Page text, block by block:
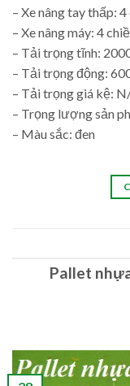
– Xe nâng tay thấp:
– Xe nâng máy: 4
– Tải trọng tĩnh:
– Tải trọng động:
– Tải trọng giá kệ:
– Trọng lượng sản
– Màu sắc: đen
Pallet